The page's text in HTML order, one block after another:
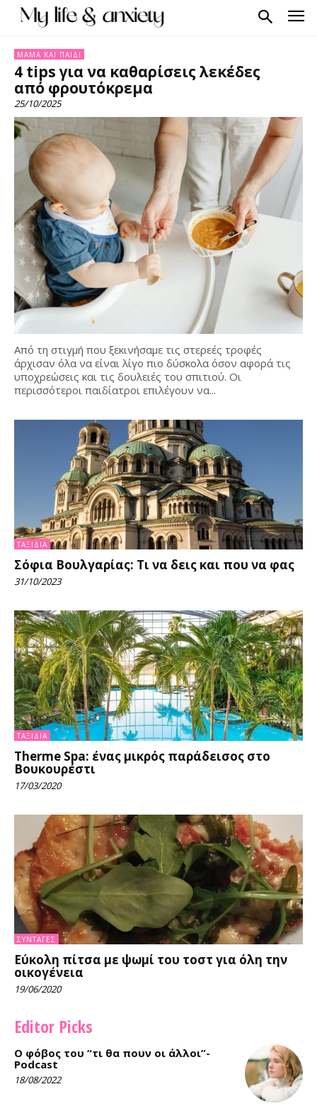
ΜΑΜΆ ΚΑΙ ΠΑΙΔΊ
4 tips για να καθαρίσεις λεκέδες
από φρουτόκρεμα
25/10/2025
Από τη στιγμή που ξεκινήσαμε τις στερεές τροφές
άρχισαν όλα να είναι λίγο πιο δύσκολα όσον αφορά τις
υποχρεώσεις και τις δουλειές του σπιτιού. Οι
περισσότεροι παιδίατροι επιλέγουν να...
ΤΑΞΊΔΙΑ
Σόφια Βουλγαρίας: Τι να δεις και που να φας
31/10/2023
ΤΑΞΊΔΙΑ
Therme Spa: ένας μικρός παράδεισος στο
Βουκουρέστι
17/03/2020
ΣΥΝΤΑΓΈΣ
Εύκολη πίτσα με ψωμί του τοστ για όλη την
οικογένεια
19/06/2020
Editor Picks
Ο φόβος του “τι θα πουν οι άλλοι”-
Podcast
18/08/2022